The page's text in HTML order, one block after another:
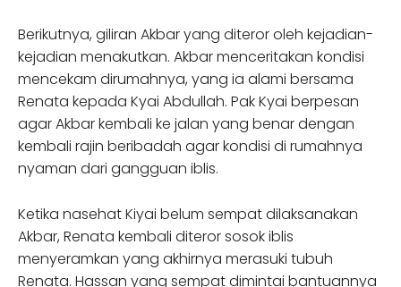
Berikutnya, giliran Akbar yang diteror oleh kejadian-
kejadian menakutkan. Akbar menceritakan kondisi
mencekam dirumahnya, yang ia alami bersama
Renata kepada Kyai Abdullah. Pak Kyai berpesan
agar Akbar kembali ke jalan yang benar dengan
kembali rajin beribadah agar kondisi di rumahnya
nyaman dari gangguan iblis.
Ketika nasehat Kiyai belum sempat dilaksanakan
Akbar, Renata kembali diteror sosok iblis
menyeramkan yang akhirnya merasuki tubuh
Renata. Hassan yang sempat dimintai bantuannya